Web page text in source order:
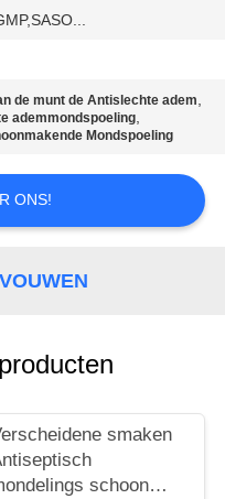
de munt de Antislechte adem,
ademmondspoeling,
Mondspoeling
ONS!
smaken
schoon